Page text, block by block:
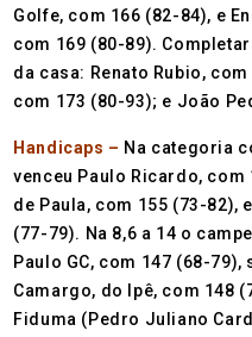
Golfe, com 166 (82-84), e
com 169 (80-89).
da casa: Renato Rubio,
com 173 (80-93); e João
Handicaps – Na categoria
venceu Paulo Ricardo, com
de Paula, com 155 (73-82),
(77-79). Na 8,6 a 14 o
Paulo GC, com 147 (68-
Camargo, do Ipê, com 148
Fiduma (Pedro Juliano